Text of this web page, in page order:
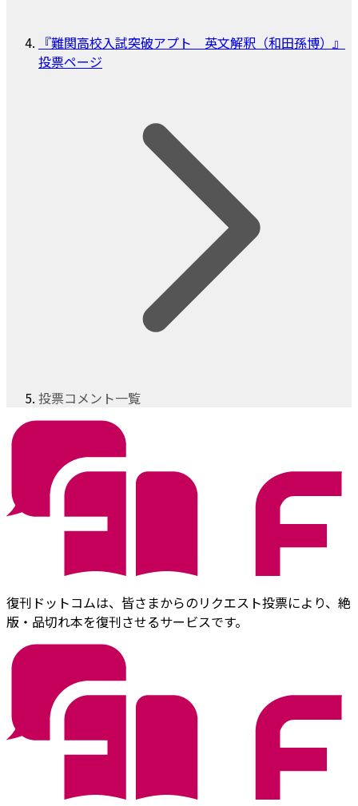
『難関高校入試突破アプト 英文解釈（和田孫博）』
投票ページ
投票コメント一覧
復刊ドットコムは、皆さまからのリクエスト投票により、絶
版・品切れ本を復刊させるサービスです。